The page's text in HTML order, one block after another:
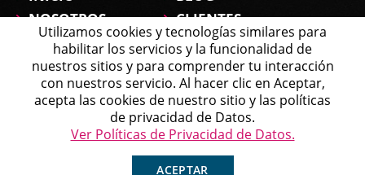
NOSOTROS
ÁREAS DE
PRÁCTICA
PREGUNTAS
CLIENTES
CONTÁCTANOS
MAPA DEL SITIO
Política de Tratamiento de Datos
Copyright © 2026 Affirma Legal • Todos los derechos
reservados.
Michell
Agente en Línea
Chatea ahora
Utilizamos cookies y tecnologías similares para
habilitar los servicios y la funcionalidad de
nuestros sitios y para comprender tu interacción
con nuestros servicio. Al hacer clic en Aceptar,
acepta las cookies de nuestro sitio y las políticas
de privacidad de Datos.
Ver Políticas de Privacidad de Datos.
ACEPTAR